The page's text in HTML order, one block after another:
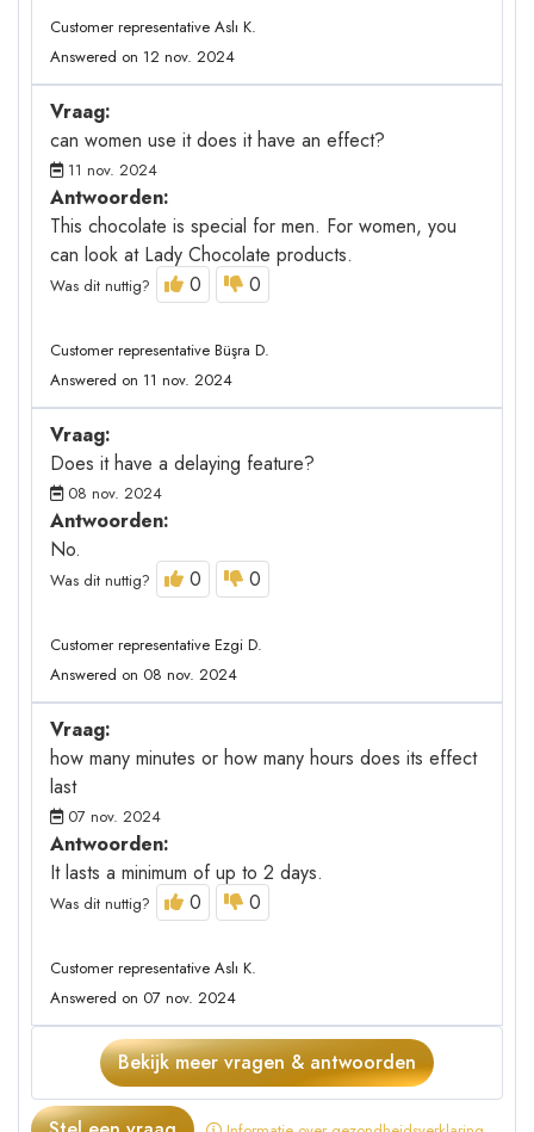
Customer representative Aslı K.
Answered on 12 nov. 2024
Vraag:
can women use it does it have an effect?
11 nov. 2024
Antwoorden:
This chocolate is special for men. For women, you
can look at Lady Chocolate products.
Was dit nuttig? 0 0
Customer representative Büşra D.
Answered on 11 nov. 2024
Vraag:
Does it have a delaying feature?
08 nov. 2024
Antwoorden:
No.
Was dit nuttig? 0 0
Customer representative Ezgi D.
Answered on 08 nov. 2024
Vraag:
how many minutes or how many hours does its effect
last
07 nov. 2024
Antwoorden:
It lasts a minimum of up to 2 days.
Was dit nuttig? 0 0
Customer representative Aslı K.
Answered on 07 nov. 2024
Bekijk meer vragen & antwoorden